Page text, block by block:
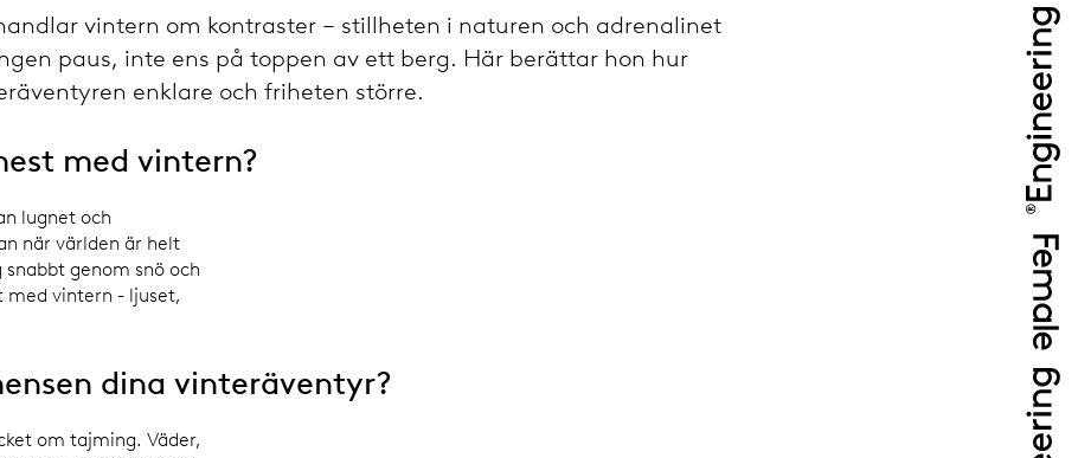
vintern om kontraster – stillheten i naturen och adrenalinet
paus, inte ens på toppen av ett berg. Här berättar hon hur
enklare och friheten större.
med vintern?
lugnet och
när världen är helt
genom snö och
med vintern - ljuset,
dina vinteräventyr?
om tajming. Väder,